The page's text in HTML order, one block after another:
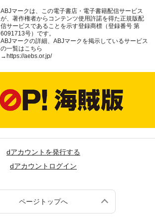
ABJマークは、この電子書店・電子書籍配信サービス
が、著作権者からコンテンツ使用許諾を得た正規版配
信サービスであることを示す登録商標（登録番号 第
6091713号）です。
ABJマークの詳細、ABJマークを掲示しているサービス
の一覧はこちら
→ https://aebs.or.jp/
dアカウントを発行する
dアカウントログイン
ページトップへ